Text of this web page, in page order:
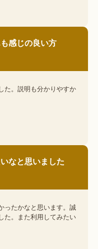
感じの良い方
た。説明も分かりやすか
なと思いました
ったかなと思います。誠
た。また利用してみたい